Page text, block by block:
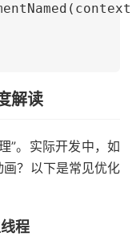
解读
”。实际开发中，如
？以下是常见优化
程